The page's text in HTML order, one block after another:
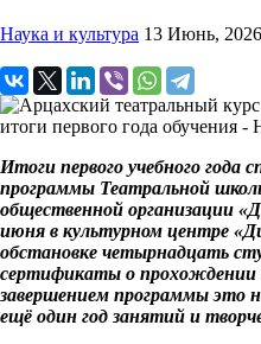
Наука и культура 13 Июнь,
Итоги первого учебного года
программы Театральной
общественной организации
июня в культурном центре
обстановке четырнадцать
сертификаты о прохождении
завершением программы это
ещё один год занятий и